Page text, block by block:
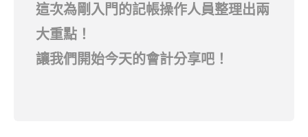
這次為剛入門的記帳操作人員整理出兩
大重點！
讓我們開始今天的會計分享吧！